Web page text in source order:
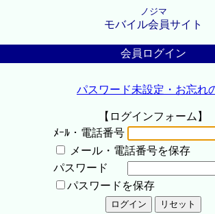
ノジマ
モバイル会員サイト
会員ログイン
パスワード未設定・お忘れ
【ログインフォーム】
ﾒｰﾙ・電話番号
メール・電話番号を保存
パスワード
パスワードを保存